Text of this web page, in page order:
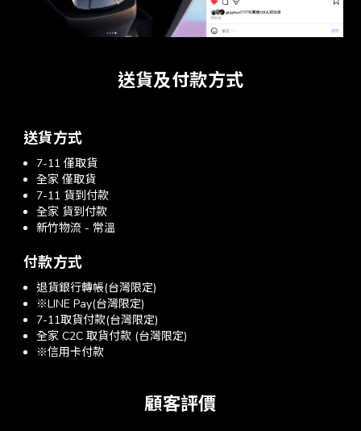
送貨及付款方式
送貨方式
7-11 僅取貨
全家 僅取貨
7-11 貨到付款
全家 貨到付款
新竹物流 - 常溫
付款方式
退貨銀行轉帳(台灣限定)
※LINE Pay(台灣限定)
7-11取貨付款(台灣限定)
全家 C2C 取貨付款 (台灣限定)
※信用卡付款
顧客評價